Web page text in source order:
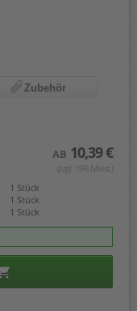
Zubehör
AB 10,39 €
(zzgl. 19% Mwst.)
1 Stück
1 Stück
1 Stück